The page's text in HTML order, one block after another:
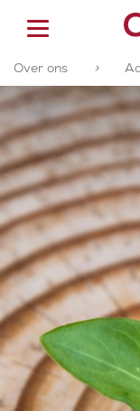
OVER
CONTACT
Over ons >